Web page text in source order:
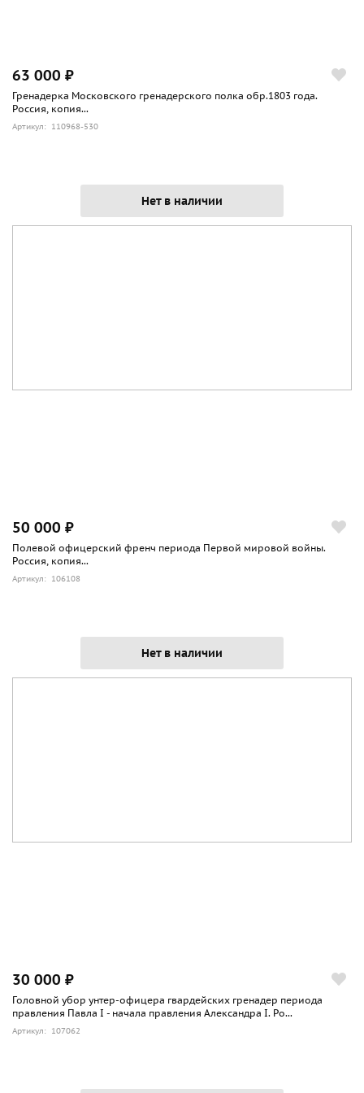
Эрмитажа" на стр. 156 приведена аналогичная шашка,
датированная 1881-1883 годами.
63 000 ₽
Гренадерка Московского гренадерского полка обр.1803 года.
Россия, копия...
Артикул: 110968-530
Нет в наличии
50 000 ₽
Полевой офицерский френч периода Первой мировой войны.
Россия, копия...
Артикул: 106108
Нет в наличии
30 000 ₽
Головной убор унтер-офицера гвардейских гренадер периода
правления Павла I - начала правления Александра I. Ро...
Артикул: 107062